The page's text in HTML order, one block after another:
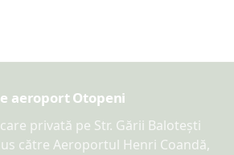
aeroport Otopeni
privată pe Str. Gării Balotești
către Aeroportul Henri Coandă,